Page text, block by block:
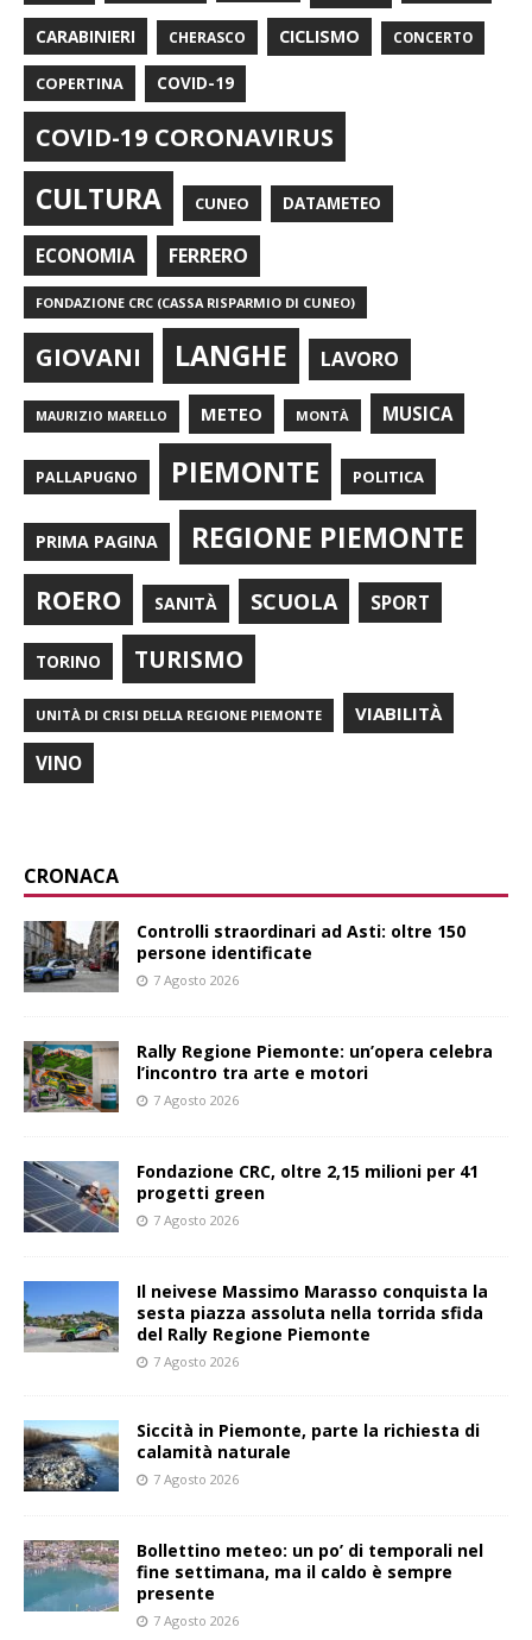
CARABINIERI CHERASCO CICLISMO CONCERTO
COPERTINA COVID-19
COVID-19 CORONAVIRUS
CULTURA CUNEO DATAMETEO
ECONOMIA FERRERO
FONDAZIONE CRC (CASSA RISPARMIO DI CUNEO)
GIOVANI LANGHE LAVORO
MAURIZIO MARELLO METEO MONTÀ MUSICA
PALLAPUGNO PIEMONTE POLITICA
PRIMA PAGINA REGIONE PIEMONTE
ROERO SANITÀ SCUOLA SPORT
TORINO TURISMO
UNITÀ DI CRISI DELLA REGIONE PIEMONTE VIABILITÀ
VINO
CRONACA
Controlli straordinari ad Asti: oltre 150
persone identificate
7 Agosto 2026
Rally Regione Piemonte: un’opera celebra
l’incontro tra arte e motori
7 Agosto 2026
Fondazione CRC, oltre 2,15 milioni per 41
progetti green
7 Agosto 2026
Il neivese Massimo Marasso conquista la
sesta piazza assoluta nella torrida sfida
del Rally Regione Piemonte
7 Agosto 2026
Siccità in Piemonte, parte la richiesta di
calamità naturale
7 Agosto 2026
Bollettino meteo: un po’ di temporali nel
fine settimana, ma il caldo è sempre
presente
7 Agosto 2026